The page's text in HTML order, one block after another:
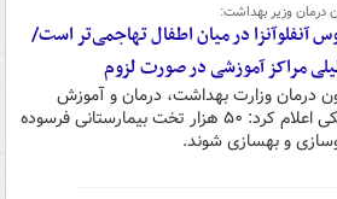
درمان وزیر بهداشت:
آنفلوآنزا در میان اطفال تهاجمی‌تر است/
مراکز آموزشی در صورت لزوم
درمان وزارت بهداشت، درمان و آموزش
پزشکی اعلام کرد: ۵۰ هزار تخت بیمارستانی فرسوده
و بهسازی شوند.